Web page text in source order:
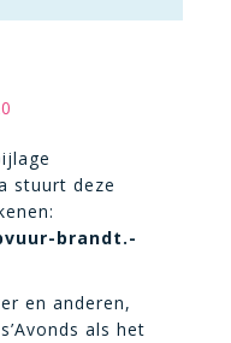
stuurt deze
brandt.-
en anderen,
als het